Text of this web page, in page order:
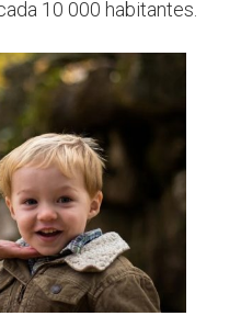
10 000 habitantes.